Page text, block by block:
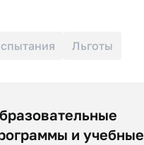
Льготы
и учебные